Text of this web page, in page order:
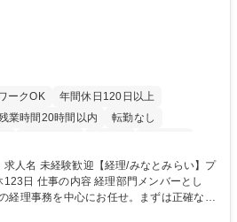
ークOK
年間休日120日以上
業時間20時間以内
転勤なし
駅近5分以内 土日祝休み
服装自由
ンバーとし
経理事務を中心にお任せ。まずは正確な入
既存メンバーと一緒に業務を進めながら段